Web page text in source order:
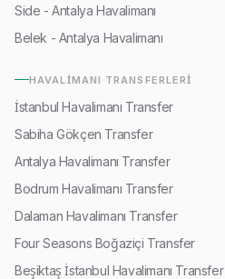
Side - Antalya Havalimanı
Belek - Antalya Havalimanı
HAVALIMANI TRANSFERLERI
İstanbul Havalimanı Transfer
Sabiha Gökçen Transfer
Antalya Havalimanı Transfer
Bodrum Havalimanı Transfer
Dalaman Havalimanı Transfer
Four Seasons Boğaziçi Transfer
Beşiktaş İstanbul Havalimanı Transfer